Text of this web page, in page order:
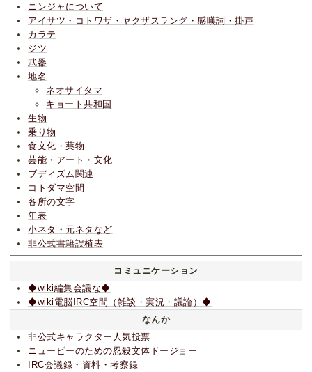
ニンジャについて
アイサツ・コトワザ・ヤクザスラング・感嘆詞・掛声
カラテ
ジツ
武器
地名
ネオサイタマ
キョート共和国
生物
乗り物
食文化・薬物
芸能・アート・文化
ブディズム関連
コトダマ空間
各所の文字
年表
小ネタ・元ネタなど
非公式書籍誤植表
コミュニケーション
◆wiki編集会議な◆
◆wiki電脳IRC空間（雑談・実況・議論）◆
なんか
非公式キャラクター人気投票
ニュービーのための忍殺文体ドージョー
IRC会議録・資料・考察録